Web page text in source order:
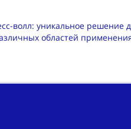
волл: уникальное решение
областей